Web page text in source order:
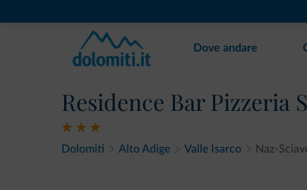
Dove andare
Residence Bar Pizzeria
Dolomiti Alto Adige Valle Isarco Naz-